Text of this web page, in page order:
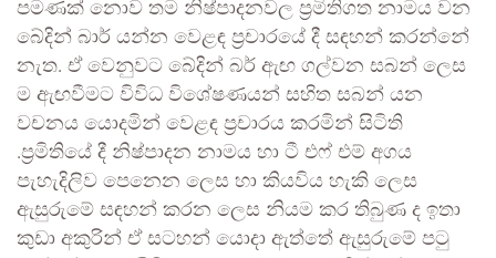
පමණක් නොව තම නිෂ්පාදනවල ප්‍රමිතිගත නාමය වන
බේදින් බාර් යන්න වෙළඳ ප්‍රචාරයේ දී සඳහන් කරන්නේ
නැත. ඒ වෙනුවට බේදින් බර් ඇඟ ගල්වන සබන් ලෙස
ම ඇඟවීමට විවිධ විශේෂණයන් සහිත සබන් යන
වචනය යොදමින් වෙළඳ ප්‍රචාරය කරමින් සිටිති
.ප්‍රමිතියේ දී නිෂ්පාදන නාමය හා ටී එෆ් එම් අගය
පැහැදිලිව පෙනෙන ලෙස හා කියවිය හැකි ලෙස
ඇසුරුමේ සඳහන් කරන ලෙස නියම කර තිබුණ ද ඉතා
කුඩා අකුරින් ඒ සටහන් යොදා ඇත්තේ ඇසුරුමේ පටු